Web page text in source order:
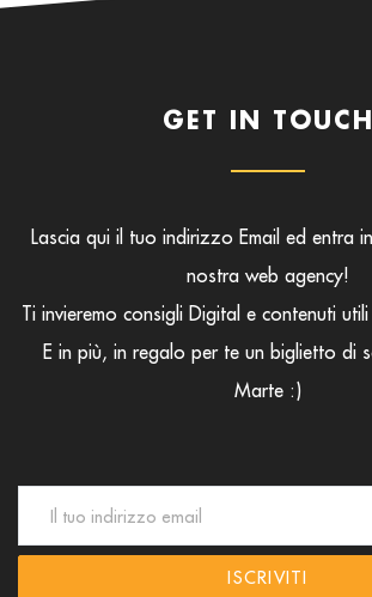
GET IN TOUCH
Lascia qui il tuo indirizzo Email ed entra
nostra web agency!
Ti invieremo consigli Digital e contenuti
E in più, in regalo per te un biglietto di
Marte :)
ISCRIVITI